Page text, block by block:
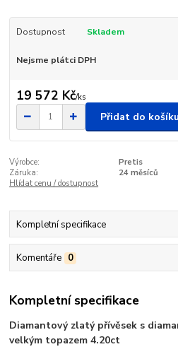
Dostupnost Skladem
Nejsme plátci DPH
19 572 Kč/ks
Přidat do košíku
Výrobce:
Pretis
Záruka:
24 měsíců
Hlídat cenu / dostupnost
Kompletní specifikace
Komentáře 0
Kompletní specifikace
Diamantový zlatý přívěsek s
velkým topazem 4.20ct